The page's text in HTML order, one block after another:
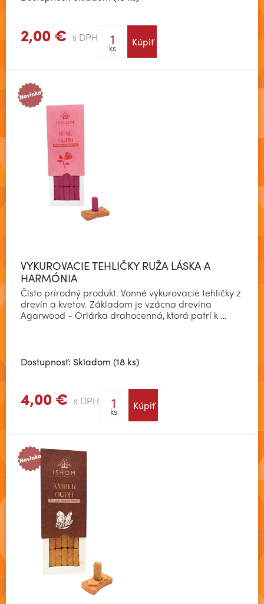
2,00 € s DPH
ks Kúpiť
Zobraziť viac
VYKUROVACIE TEHLIČKY RUŽA LÁSKA A
HARMÓNIA
Čisto prírodný produkt. Vonné vykurovacie tehličky z
drevín a kvetov. Základom je vzácna drevina
Agarwood - Orlárka drahocenná, ktorá patrí k …
Dostupnosť: Skladom (18 ks)
4,00 € s DPH
ks Kúpiť
Zobraziť viac